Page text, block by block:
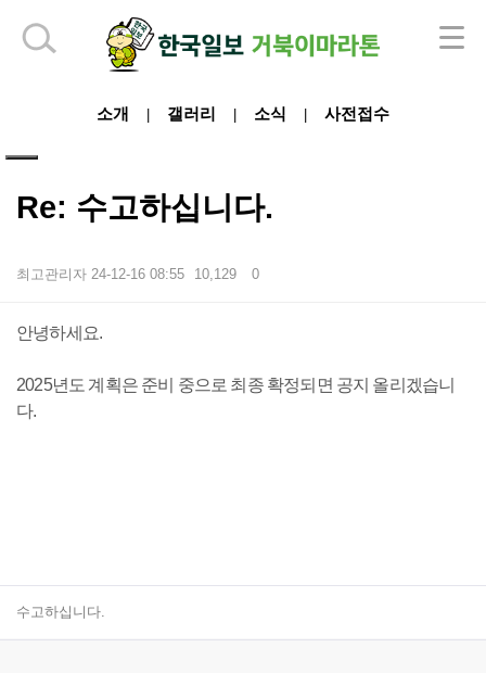
소개 갤러리 소식 사전접수
Re: 수고하십니다.
최고관리자 24-12-16 08:55 10,129 0
본문
안녕하세요.
2025년도 계획은 준비 중으로 최종 확정되면 공지 올리겠습니
다.
수고하십니다.
하단 영역